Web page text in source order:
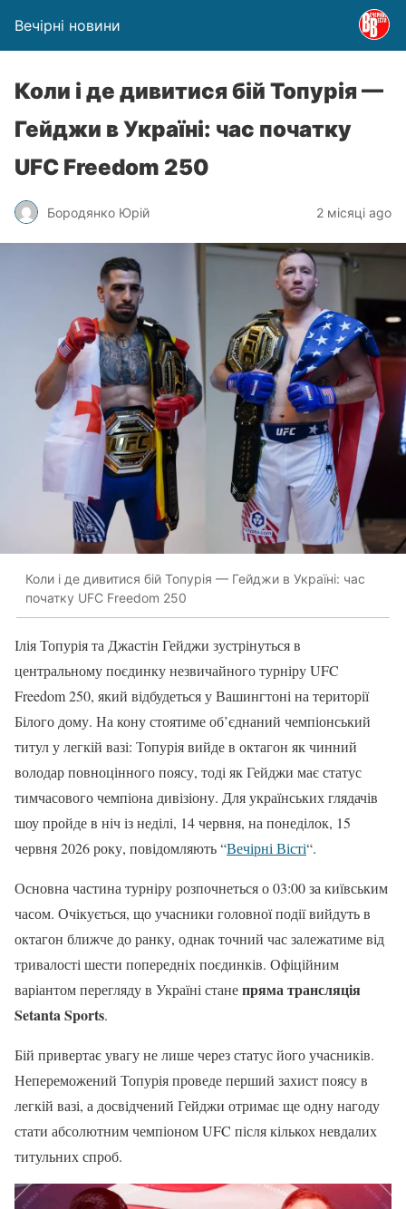
Вечірні новини
Коли і де дивитися бій Топурія —
Гейджи в Україні: час початку
UFC Freedom 250
Бородянко Юрій 2 місяці ago
Коли і де дивитися бій Топурія — Гейджи в Україні: час
початку UFC Freedom 250
Ілія Топурія та Джастін Гейджи зустрінуться в
центральному поєдинку незвичайного турніру UFC
Freedom 250, який відбудеться у Вашингтоні на території
Білого дому. На кону стоятиме об’єднаний чемпіонський
титул у легкій вазі: Топурія вийде в октагон як чинний
володар повноцінного поясу, тоді як Гейджи має статус
тимчасового чемпіона дивізіону. Для українських глядачів
шоу пройде в ніч із неділі, 14 червня, на понеділок, 15
червня 2026 року, повідомляють “Вечірні Вісті“.
Основна частина турніру розпочнеться о 03:00 за київським
часом. Очікується, що учасники головної події вийдуть в
октагон ближче до ранку, однак точний час залежатиме від
тривалості шести попередніх поєдинків. Офіційним
варіантом перегляду в Україні станепряма трансляція
Setanta Sports.
Бій привертає увагу не лише через статус його учасників.
Непереможений Топурія проведе перший захист поясу в
легкій вазі, а досвідчений Гейджи отримає ще одну нагоду
стати абсолютним чемпіоном UFC після кількох невдалих
титульних спроб.